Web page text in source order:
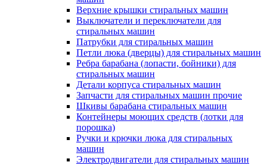
Верхние крышки стиральных машин
Выключатели и переключатели для
стиральных машин
Патрубки для стиральных машин
Петли люка (дверцы) для стиральных машин
Ребра барабана (лопасти, бойники) для
стиральных машин
Детали корпуса стиральных машин
Запчасти для стиральных машин прочие
Шкивы барабана стиральных машин
Контейнеры моющих средств (лотки для
порошка)
Ручки и крючки люка для стиральных
машин
Электродвигатели для стиральных машин